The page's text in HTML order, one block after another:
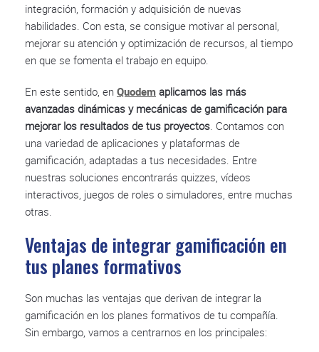
integración, formación y adquisición de nuevas
habilidades. Con esta, se consigue motivar al personal,
mejorar su atención y optimización de recursos, al tiempo
en que se fomenta el trabajo en equipo.
En este sentido, en Quodem aplicamos las más
avanzadas dinámicas y mecánicas de gamificación para
mejorar los resultados de tus proyectos . Contamos con
una variedad de aplicaciones y plataformas de
gamificación, adaptadas a tus necesidades. Entre
nuestras soluciones encontrarás quizzes, vídeos
interactivos, juegos de roles o simuladores, entre muchas
otras.
Ventajas de integrar gamificación en
tus planes formativos
Son muchas las ventajas que derivan de integrar la
gamificación en los planes formativos de tu compañía.
Sin embargo, vamos a centrarnos en los principales: